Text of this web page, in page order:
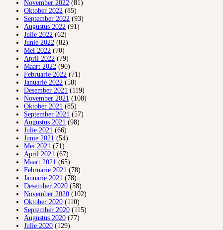
November 2022 (81)
Oktober 2022 (85)
September 2022 (93)
Augustus 2022 (91)
Julie 2022 (62)
Junie 2022 (82)
Mei 2022 (70)
April 2022 (79)
Maart 2022 (90)
Februarie 2022 (71)
Januarie 2022 (58)
Desember 2021 (119)
November 2021 (108)
Oktober 2021 (85)
September 2021 (57)
Augustus 2021 (98)
Julie 2021 (66)
Junie 2021 (54)
Mei 2021 (71)
April 2021 (67)
Maart 2021 (65)
Februarie 2021 (78)
Januarie 2021 (78)
Desember 2020 (58)
November 2020 (102)
Oktober 2020 (110)
September 2020 (115)
Augustus 2020 (77)
Julie 2020 (129)